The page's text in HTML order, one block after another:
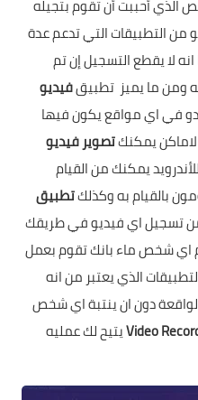
الذي أحببت أن تقوم بتجيله
التطبيقات التي تدعم عدة
لا يقطع التسجيل إن تم
ومن ما يميز تطبيقفيديو
في اي مواقع يكون فيها
يمكنكتصوير فيديو
يمكنك من القيام
بالقيام به وكذلكتطبيق
تسجيل اي فيديو في طريقك
اي شخص ماء بانك تقوم بعمل
الذي يعتبر من انه
دون ان ينتبة اي شخص
يتيح لك عمليه